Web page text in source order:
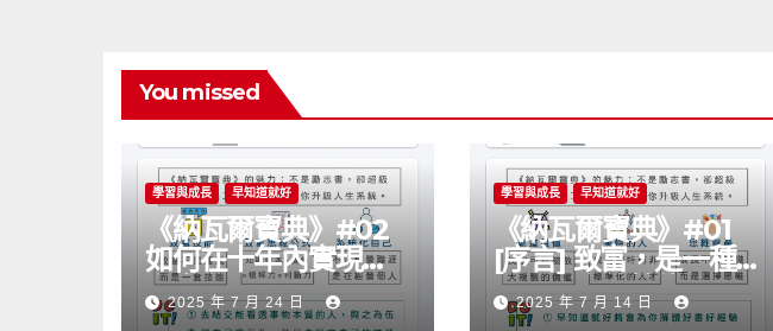
You missed
學習與成長 早知道就好
《納瓦爾寶典》#02
如何在十年內實現自
主富有？
2025 年 7 月 24 日
學習與成長 早知道就好
《納瓦爾寶典》#01
[序言] 致富，是一種
可以學會的技能嗎？
2025 年 7 月 14 日